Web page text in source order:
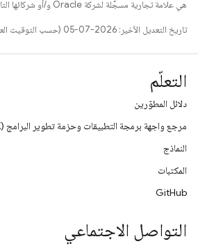
هي علامة تجارية مسجَّلة لشركة Oracle و/أو شركائها التابعين.
تاريخ التعديل الأخير: 2026-07-05 (حسب التوقيت العالمي المتفَّق عليه)
التعلّم
دلائل المطوّرين
مرجع واجهة برمجة التطبيقات وحزمة تطوير البرامج (SDK)
النماذج
المكتبات
GitHub
التواصل الاجتماعي